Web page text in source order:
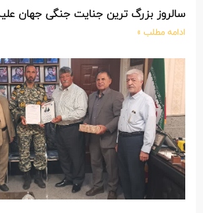
سالروز بزرگ ترین جنایت جنگی جهان
ادامه مطلب »